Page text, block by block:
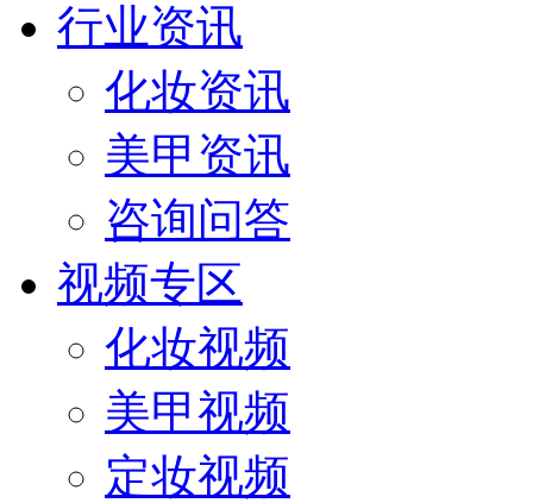
行业资讯
化妆资讯
美甲资讯
咨询问答
视频专区
化妆视频
美甲视频
定妆视频